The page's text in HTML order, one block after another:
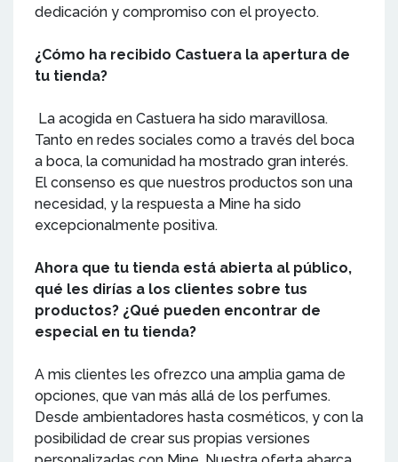
dedicación y compromiso con el proyecto.
¿Cómo ha recibido Castuera la apertura de
tu tienda?
La acogida en Castuera ha sido maravillosa.
Tanto en redes sociales como a través del boca
a boca, la comunidad ha mostrado gran interés.
El consenso es que nuestros productos son una
necesidad, y la respuesta a Mine ha sido
excepcionalmente positiva.
Ahora que tu tienda está abierta al público,
qué les dirías a los clientes sobre tus
productos? ¿Qué pueden encontrar de
especial en tu tienda?
A mis clientes les ofrezco una amplia gama de
opciones, que van más allá de los perfumes.
Desde ambientadores hasta cosméticos, y con la
posibilidad de crear sus propias versiones